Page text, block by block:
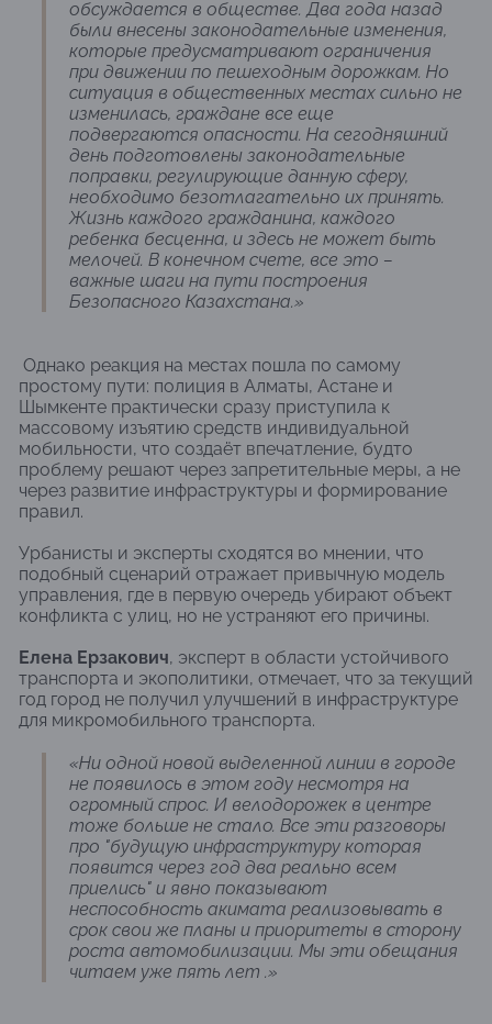
обсуждается в обществе. Два года назад
были внесены законодательные изменения,
которые предусматривают ограничения
при движении по пешеходным дорожкам. Но
ситуация в общественных местах сильно не
изменилась, граждане все еще
подвергаются опасности. На сегодняшний
день подготовлены законодательные
поправки, регулирующие данную сферу,
необходимо безотлагательно их принять.
Жизнь каждого гражданина, каждого
ребенка бесценна, и здесь не может быть
мелочей. В конечном счете, все это –
важные шаги на пути построения
Безопасного Казахстана.»
Однако реакция на местах пошла по самому
простому пути: полиция в Алматы, Астане и
Шымкенте практически сразу приступила к
массовому изъятию средств индивидуальной
мобильности, что создаёт впечатление, будто
проблему решают через запретительные меры, а не
через развитие инфраструктуры и формирование
правил.
Урбанисты и эксперты сходятся во мнении, что
подобный сценарий отражает привычную модель
управления, где в первую очередь убирают объект
конфликта с улиц, но не устраняют его причины.
Елена Ерзакович, эксперт в области устойчивого
транспорта и экополитики, отмечает, что за текущий
год город не получил улучшений в инфраструктуре
для микромобильного транспорта.
«Ни одной новой выделенной линии в городе
не появилось в этом году несмотря на
огромный спрос. И велодорожек в центре
тоже больше не стало. Все эти разговоры
про "будущую инфраструктуру которая
появится через год два реально всем
приелись" и явно показывают
неспособность акимата реализовывать в
срок свои же планы и приоритеты в сторону
роста автомобилизации. Мы эти обещания
читаем уже пять лет .»